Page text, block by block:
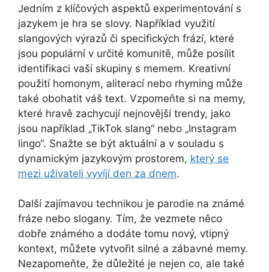
Jedním z klíčových aspektů experimentování s
jazykem je hra se slovy. Například využití
slangových výrazů či specifických frází, které
jsou populární v určité komunitě, může posílit
identifikaci vaší skupiny s memem. Kreativní
použití homonym, aliterací nebo rhyming může
také obohatit váš text. Vzpomeňte si na memy,
které hravě zachycují nejnovější trendy, jako
jsou například „TikTok slang“ nebo „Instagram
lingo“. Snažte se být aktuální a v souladu s
dynamickým jazykovým prostorem, který se
mezi uživateli vyvíjí den za dnem.
Další zajímavou technikou je parodie na známé
fráze nebo slogany. Tím, že vezmete něco
dobře známého a dodáte tomu nový, vtipný
kontext, můžete vytvořit silné a zábavné memy.
Nezapomeňte, že důležité je nejen co, ale také